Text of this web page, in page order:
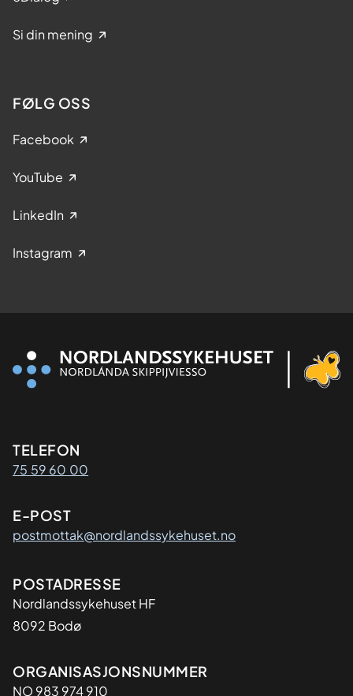
Si din mening
FØLG OSS
Facebook
YouTube
LinkedIn
Instagram
Kontaktinformasjon
TELEFON
75 59 60 00
E-POST
postmottak@nordlandssykehuset.no
Adresse
POSTADRESSE
Nordlandssykehuset HF
8092 Bodø
Organisasjon
ORGANISASJONSNUMMER
NO 983 974 910